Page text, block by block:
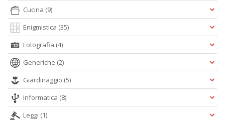
Cucina (9)
Enigmistica (35)
Fotografia (4)
Generiche (2)
Giardinaggio (5)
Informatica (8)
Leggi (1)